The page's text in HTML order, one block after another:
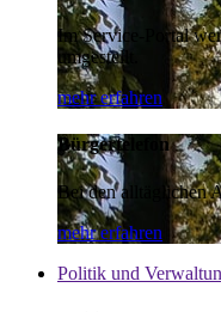
Im Service-Portal
umgestellt.
mehr erfahren
Bürgertelefon
Bei den alltäglichen
mehr erfahren
Politik und